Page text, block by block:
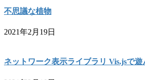
不思議な植物
2021年2月19日
ネットワーク表示ライブラリ Vis.jsで遊